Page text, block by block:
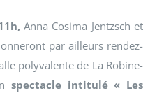
Anna Cosima Jentzsch et
par ailleurs rendez-
polyvalente de La Robine-
spectacle intitulé « Les